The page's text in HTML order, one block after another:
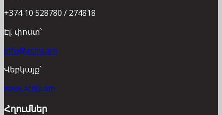
+374 10 528780 / 274818
Էլ. փոստ՝
info@acnis.am
Վեբկայք՝
www.acnis.am
Հղումներ